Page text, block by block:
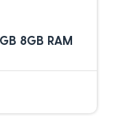
8GB RAM